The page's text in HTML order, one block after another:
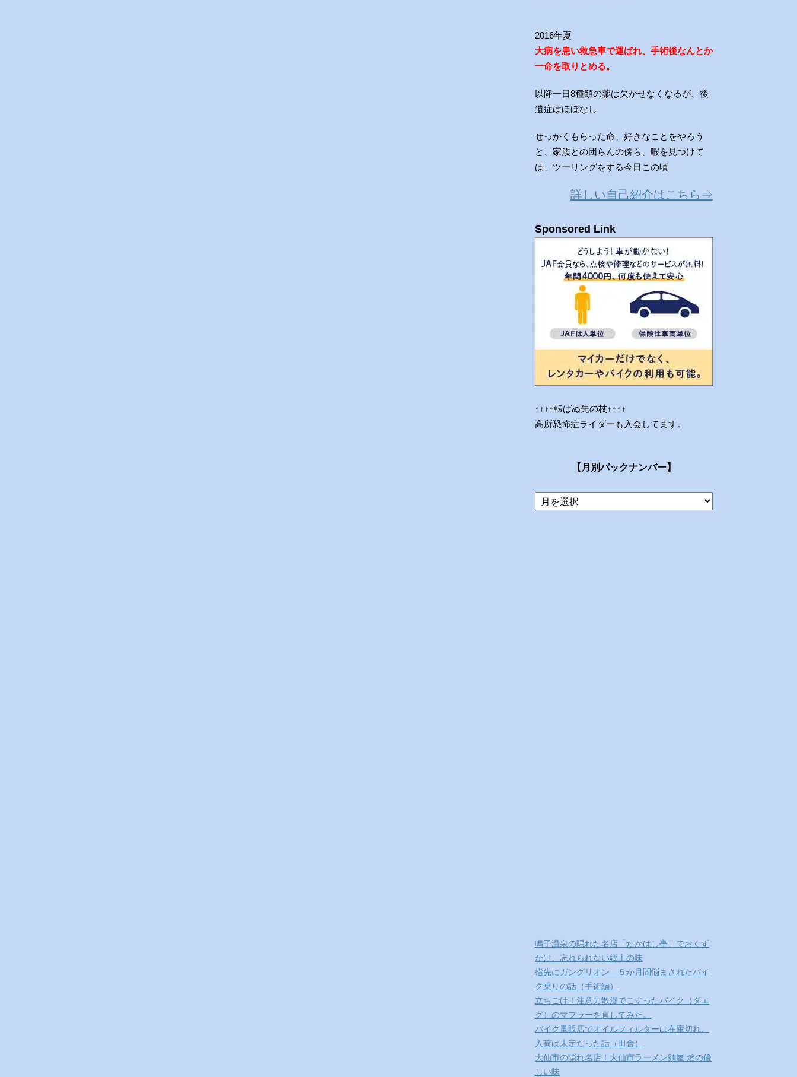
2016年夏
大病を患い救急車で運ばれ、手術後なんとか
一命を取りとめる。
以降一日8種類の薬は欠かせなくなるが、後
遺症はほぼなし
せっかくもらった命、好きなことをやろう
と、家族との団らんの傍ら、暇を見つけて
は、ツーリングをする今日この頃
詳しい自己紹介はこちら⇒
Sponsored Link
↑↑↑↑転ばぬ先の杖↑↑↑↑
高所恐怖症ライダーも入会してます。
【月別バックナンバー】
当
ブ
鳴子温泉の隠れた名店「たかはし亭」でおくず
かけ、忘れられない郷土の味
指先にガングリオン ５か月間悩まされたバイ
ク乗りの話（手術編）
立ちごけ！注意力散漫でこすったバイク（ダエ
グ）のマフラーを直してみた。
バイク量販店でオイルフィルターは在庫切れ、
入荷は未定だった話（田舎）
大仙市の隠れ名店！大仙市ラーメン麵屋 燈の優
しい味